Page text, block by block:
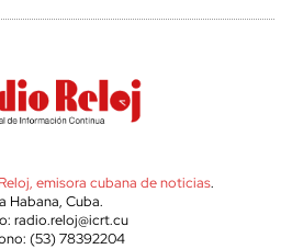
emisora cubana de noticias.
Habana, Cuba.
radio.reloj@icrt.cu
(53) 78392204